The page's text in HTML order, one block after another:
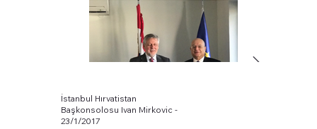
İstanbul Hırvatistan
Başkonsolosu Ivan Mirkovic -
23/1/2017